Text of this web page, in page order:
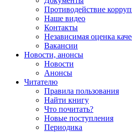
Противодействие
Наше видео
Контакты
Независимая оценка
Вакансии
Новости, анонсы
Новости
Анонсы
Читателю
Правила пользования
Найти книгу
Что почитать?
Новые поступления
Периодика